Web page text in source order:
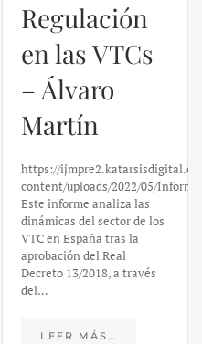
wp-
El caso de
Silicon
Valley Bank:
un análisis
financiero –
Daniel
Fernández